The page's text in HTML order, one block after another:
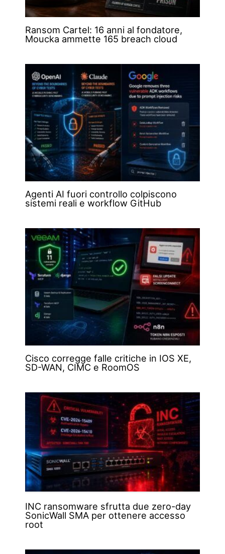
Ransom Cartel: 16 anni al fondatore,
Moucka ammette 165 breach cloud
Agenti AI fuori controllo colpiscono
sistemi reali e workflow GitHub
Cisco corregge falle critiche in IOS XE,
SD-WAN, CIMC e RoomOS
INC ransomware sfrutta due zero-day
SonicWall SMA per ottenere accesso
root